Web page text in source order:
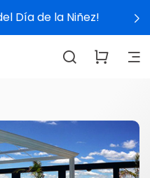
Día de la Niñez!